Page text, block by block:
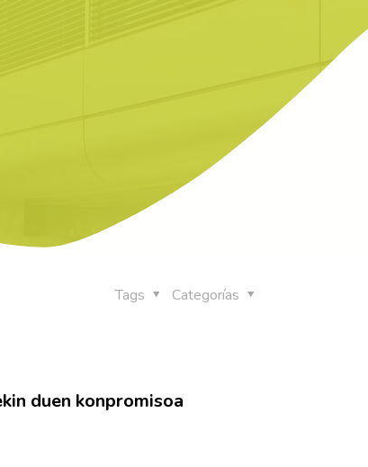
Categorías
Tags
duen konpromisoa